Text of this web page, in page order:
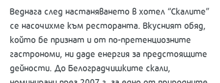
Веднага след настаняването в хотел “Скалите”
се насочихме към ресторанта. Вкусният обяд,
който бе признат и от по-претенциозните
гастрономи, ни даде енергия за предстоящите
дейности. До Белоградчишките скали,